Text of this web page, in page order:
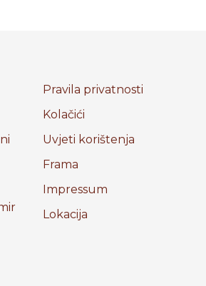
Pravila privatnosti
Kolačići
Uvjeti korištenja
Frama
Impressum
Lokacija